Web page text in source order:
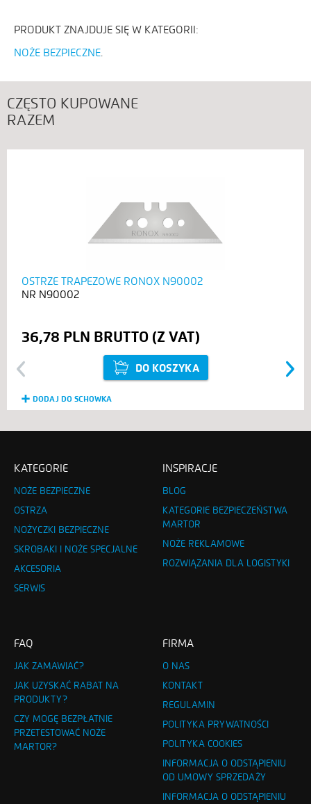
PRODUKT ZNAJDUJE SIĘ W KATEGORII:
NOŻE BEZPIECZNE
CZĘSTO KUPOWANE
RAZEM
Previous
OSTRZE TRAPEZOWE RONOX N90002
N90002
36,78 PLN
DO KOSZYKA
DODAJ DO SCHOWKA
Next
KATEGORIE
NOŻE BEZPIECZNE
OSTRZA
NOŻYCZKI BEZPIECZNE
SKROBAKI I NOŻE SPECJALNE
AKCESORIA
SERWIS
INSPIRACJE
BLOG
KATEGORIE BEZPIECZEŃSTWA
MARTOR
NOŻE REKLAMOWE
ROZWIĄZANIA DLA LOGISTYKI
FAQ
JAK ZAMAWIAĆ?
JAK UZYSKAĆ RABAT NA
PRODUKTY?
CZY MOGĘ BEZPŁATNIE
PRZETESTOWAĆ NOŻE
MARTOR?
FIRMA
O NAS
KONTAKT
REGULAMIN
POLITYKA PRYWATNOŚCI
POLITYKA COOKIES
INFORMACJA O ODSTĄPIENIU
OD UMOWY SPRZEDAŻY
INFORMACJA O ODSTĄPIENIU